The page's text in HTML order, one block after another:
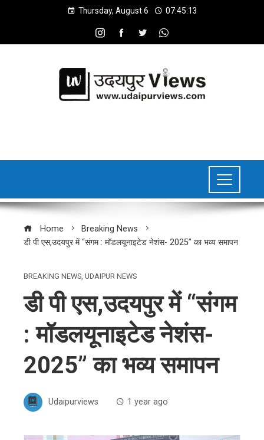
Thursday, August 6 07:45:14
Home
Breaking News
डी पी एस,उदयपुर में “संगम : मॉडलयूनाइटेड नेशंस- 2025” का भव्य समापन
BREAKING NEWS, UDAIPUR NEWS
डी पी एस,उदयपुर में “संगम
: मॉडलयूनाइटेड नेशंस-
2025” का भव्य समापन
Udaipurviews 1 year ago